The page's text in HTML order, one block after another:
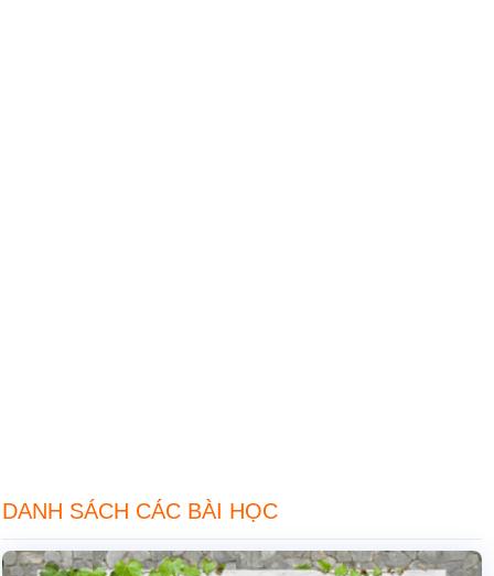
DANH SÁCH CÁC BÀI HỌC